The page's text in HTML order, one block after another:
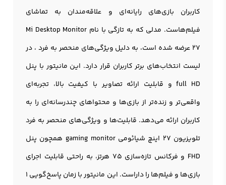
کاربران بازی‌های رایانه‌ای و علاقه‌مندان به تماشای
فیلم‌هاست. مدلی که به تازگی با نام Mi Desktop Monitor
27 عرضه شده است، به دلیل ویژگی‌های منحصر به فرد ، در
لیست انتخاب‌های برتر کاربران قرار دارد. این مانيتور با پنل
full HD و قابلیت ارائه تصاویر با کیفیت بالا، تجربه‌ای
واقعی‌تر و زنده‌تر از بازی‌ها و محتواهای چندرسانه‌ای را به
کاربران ارائه می‌دهد. قابلیت‌ها و ویژگی‌های منحصر به فرد
تلویزیون 27 اینچ
شیائومی gaming monitor همچون پنل
FHD و فرکانس تازه‌سازی ۷۵ هرتز، به راحتی قابلیت اجرای
بازی‌ها و فیلم‌ها را داراست. این مانيتور با زمان پاسخ‌گویی ۱